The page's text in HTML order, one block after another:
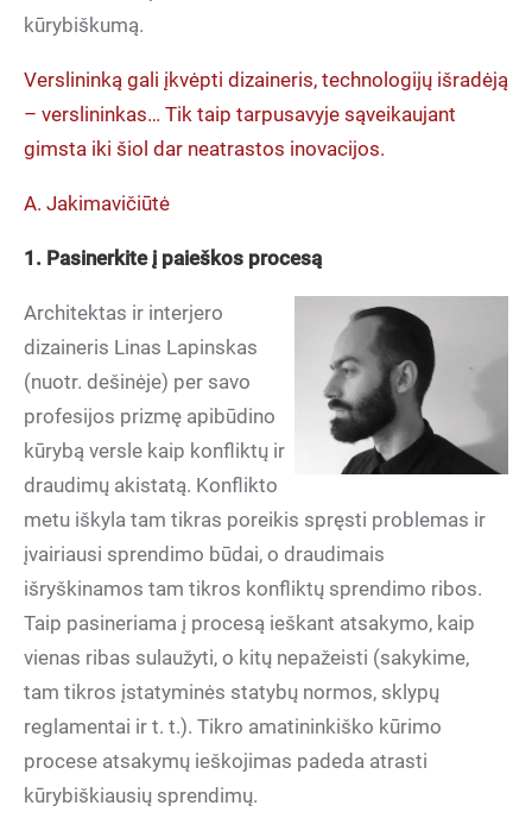
kūrybiškumą.
Verslininką gali įkvėpti dizaineris, technologijų išradėją
– verslininkas… Tik taip tarpusavyje sąveikaujant
gimsta iki šiol dar neatrastos inovacijos.
A. Jakimavičiūtė
1. Pasinerkite į paieškos procesą
Architektas ir interjero
dizaineris Linas Lapinskas
(nuotr. dešinėje) per savo
profesijos prizmę apibūdino
kūrybą versle kaip konfliktų ir
draudimų akistatą. Konflikto
metu iškyla tam tikras poreikis spręsti problemas ir
įvairiausi sprendimo būdai, o draudimais
išryškinamos tam tikros konfliktų sprendimo ribos.
Taip pasineriama į procesą ieškant atsakymo, kaip
vienas ribas sulaužyti, o kitų nepažeisti (sakykime,
tam tikros įstatyminės statybų normos, sklypų
reglamentai ir t. t.). Tikro amatininkiško kūrimo
procese atsakymų ieškojimas padeda atrasti
kūrybiškiausių sprendimų.